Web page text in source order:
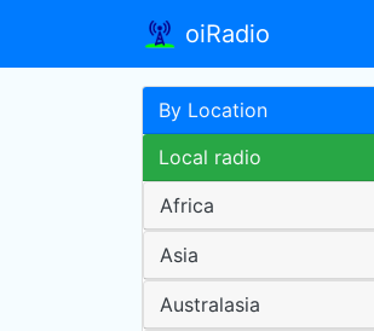
oiRadio
By Location
Local radio
Africa
Asia
Australasia